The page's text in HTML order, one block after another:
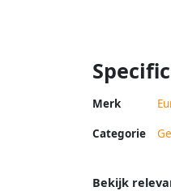
Merk
Categorie
Bekijk